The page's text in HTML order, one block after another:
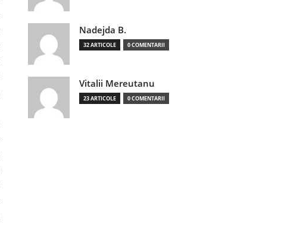
Nadejda B.
32 ARTICOLE 0 COMENTARII
Vitalii Mereutanu
23 ARTICOLE 0 COMENTARII